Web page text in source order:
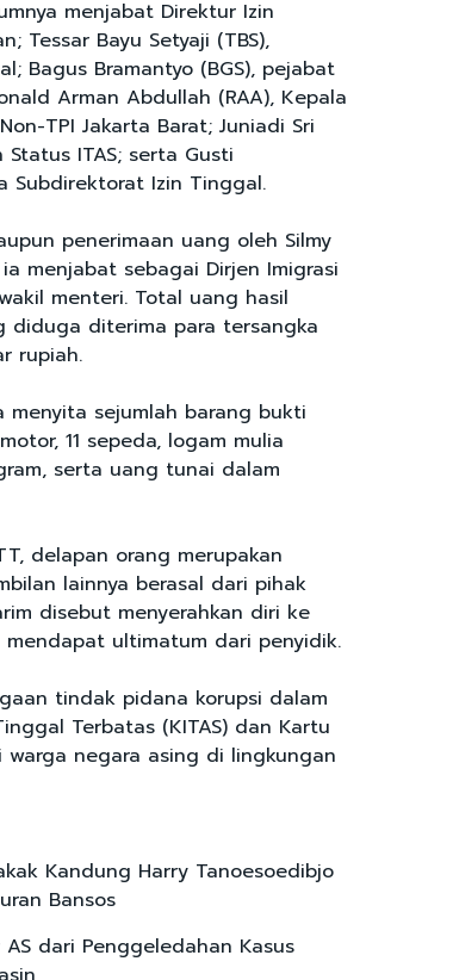
menjabat Direktur Izin
Tessar Bayu Setyaji (TBS),
Bagus Bramantyo (BGS), pejabat
Arman Abdullah (RAA), Kepala
TPI Jakarta Barat; Juniadi Sri
ITAS; serta Gusti
Subdirektorat Izin Tinggal.
penerimaan uang oleh Silmy
menjabat sebagai Dirjen Imigrasi
menteri. Total uang hasil
diduga diterima para tersangka
rupiah.
menyita sejumlah barang bukti
11 sepeda, logam mulia
serta uang tunai dalam
delapan orang merupakan
lainnya berasal dari pihak
disebut menyerahkan diri ke
mendapat ultimatum dari penyidik.
tindak pidana korupsi dalam
Terbatas (KITAS) dan Kartu
warga negara asing di lingkungan
Kandung Harry Tanoesoedibjo
Bansos
AS dari Penggeledahan Kasus